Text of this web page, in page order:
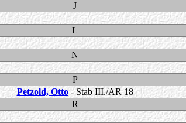
J
L
N
P
Petzold, Otto- Stab III./AR 18
R